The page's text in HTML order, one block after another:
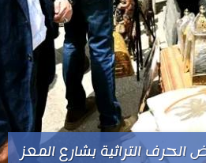
الحرف التراثية بشارع المعز